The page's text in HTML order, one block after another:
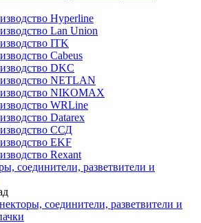
Hyperline
Lan Union
ITK
Cabeus
DKC
NETLAN
NIKOMAX
WRLine
Datarex
ССД
EKF
Rexant
соединители, разветвители и
соединители, разветвители и